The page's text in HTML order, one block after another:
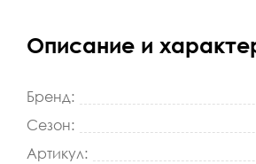
Описание и
Бренд:
Сезон:
Артикул: